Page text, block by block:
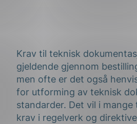
Krav til teknisk
gjeldende gjennom
men ofte er det også
for utforming av teknisk
standarder. Det vil i
krav i regelverk og